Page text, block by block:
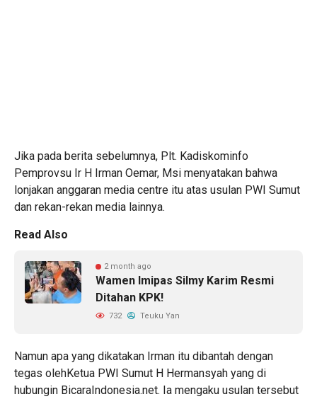
Jika pada berita sebelumnya, Plt. Kadiskominfo
Pemprovsu Ir H Irman Oemar, Msi menyatakan bahwa
lonjakan anggaran media centre itu atas usulan PWI Sumut
dan rekan-rekan media lainnya.
Read Also
2 month ago
Wamen Imipas Silmy Karim Resmi
Ditahan KPK!
732 Teuku Yan
Namun apa yang dikatakan Irman itu dibantah dengan
tegas olehKetua PWI Sumut H Hermansyah yang di
hubungin BicaraIndonesia.net. Ia mengaku usulan tersebut